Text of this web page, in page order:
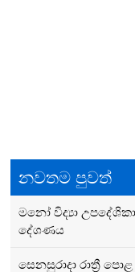
නවතම පුවත්
මනෝ විද්‍යා
දේශණය
සෙනසුරාදා රාත්‍රී